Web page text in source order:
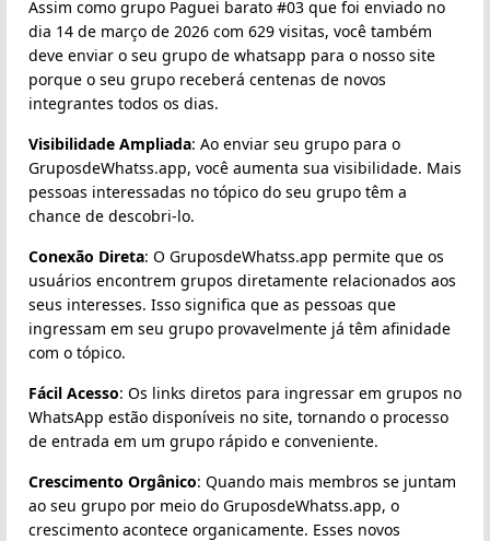
Assim como grupo Paguei barato #03 que foi enviado no
dia 14 de março de 2026 com 629 visitas, você também
deve enviar o seu grupo de whatsapp para o nosso site
porque o seu grupo receberá centenas de novos
integrantes todos os dias.
Visibilidade Ampliada: Ao enviar seu grupo para o
GruposdeWhatss.app, você aumenta sua visibilidade. Mais
pessoas interessadas no tópico do seu grupo têm a
chance de descobri-lo.
Conexão Direta: O GruposdeWhatss.app permite que os
usuários encontrem grupos diretamente relacionados aos
seus interesses. Isso significa que as pessoas que
ingressam em seu grupo provavelmente já têm afinidade
com o tópico.
Fácil Acesso: Os links diretos para ingressar em grupos no
WhatsApp estão disponíveis no site, tornando o processo
de entrada em um grupo rápido e conveniente.
Crescimento Orgânico: Quando mais membros se juntam
ao seu grupo por meio do GruposdeWhatss.app, o
crescimento acontece organicamente. Esses novos